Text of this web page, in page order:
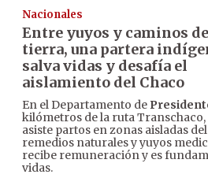
Nacionales
Entre yuyos y caminos de
tierra, una partera
salva vidas y desafía el
aislamiento del Chaco
En el Departamento de
kilómetros de la ruta Transchaco,
asiste partos en zonas aisladas
remedios naturales y yuyos
recibe remuneración y es
vidas.